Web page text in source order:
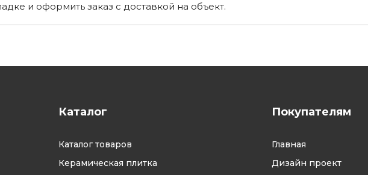
и оформить заказ с доставкой на объект.
Каталог
Каталог товаров
Керамическая плитка
Покупателям
Главная
Дизайн проект